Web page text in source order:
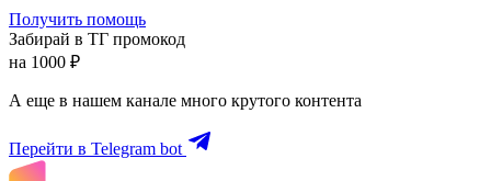
Получить помощь
Забирай в ТГ промокод
на 1000 ₽
А еще в нашем канале много крутого контента
Перейти в Telegram bot